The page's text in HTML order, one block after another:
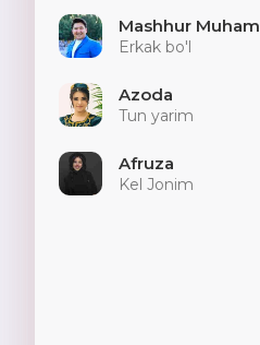
Erkak bo'l
Azoda
Tun yarim
Afruza
Kel Jonim